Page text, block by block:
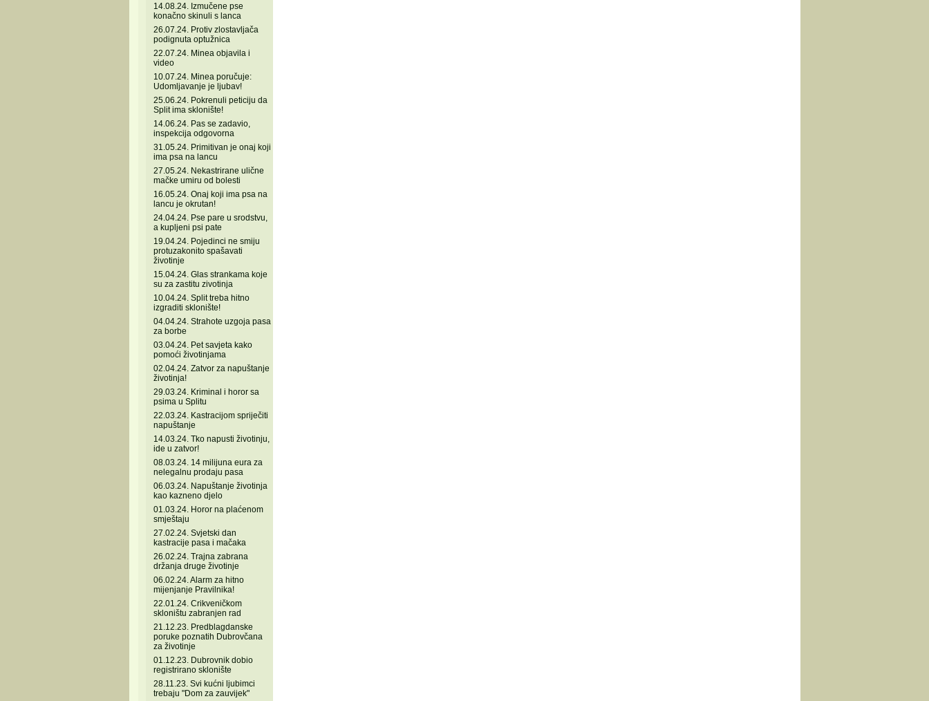
14.08.24. Izmučene pse
konačno skinuli s lanca
26.07.24. Protiv zlostavljača
podignuta optužnica
22.07.24. Minea objavila i
video
10.07.24. Minea poručuje:
Udomljavanje je ljubav!
25.06.24. Pokrenuli peticiju da
Split ima sklonište!
14.06.24. Pas se zadavio,
inspekcija odgovorna
31.05.24. Primitivan je onaj koji
ima psa na lancu
27.05.24. Nekastrirane ulične
mačke umiru od bolesti
16.05.24. Onaj koji ima psa na
lancu je okrutan!
24.04.24. Pse pare u srodstvu,
a kupljeni psi pate
19.04.24. Pojedinci ne smiju
protuzakonito spašavati
životinje
15.04.24. Glas strankama koje
su za zastitu zivotinja
10.04.24. Split treba hitno
izgraditi sklonište!
04.04.24. Strahote uzgoja pasa
za borbe
03.04.24. Pet savjeta kako
pomoći životinjama
02.04.24. Zatvor za napuštanje
životinja!
29.03.24. Kriminal i horor sa
psima u Splitu
22.03.24. Kastracijom spriječiti
napuštanje
14.03.24. Tko napusti životinju,
ide u zatvor!
08.03.24. 14 milijuna eura za
nelegalnu prodaju pasa
06.03.24. Napuštanje životinja
kao kazneno djelo
01.03.24. Horor na plaćenom
smještaju
27.02.24. Svjetski dan
kastracije pasa i mačaka
26.02.24. Trajna zabrana
držanja druge životinje
06.02.24. Alarm za hitno
mijenjanje Pravilnika!
22.01.24. Crikveničkom
skloništu zabranjen rad
21.12.23. Predblagdanske
poruke poznatih Dubrovčana
za životinje
01.12.23. Dubrovnik dobio
registrirano sklonište
28.11.23. Svi kućni ljubimci
trebaju "Dom za zauvijek"